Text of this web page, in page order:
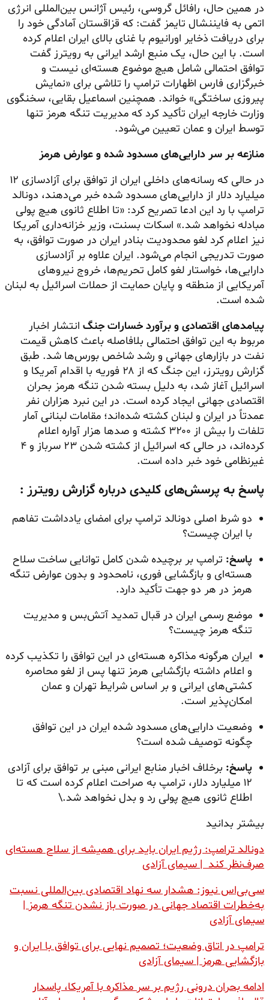
در همین حال، رافائل گروسی، رئیس آژانس بین‌المللی انرژی
اتمی به فایننشال تایمز گفت: که قزاقستان آمادگی خود را
برای دریافت ذخایر اورانیوم با غنای بالای ایران اعلام کرده
است. با این حال، یک منبع ارشد ایرانی به رویترز گفت
توافق احتمالی شامل هیچ موضوع هسته‌ای نیست و
خبرگزاری فارس اظهارات ترامپ را تلاشی برای «نمایش
پیروزی ساختگی» خواند. همچنین اسماعیل بقایی، سخنگوی
وزارت خارجه ایران تأکید کرد که مدیریت تنگه هرمز تنها
توسط ایران و عمان تعیین می‌شود.
منازعه بر سر دارایی‌های مسدود شده و عوارض هرمز
در حالی که رسانه‌های داخلی ایران از توافق برای آزادسازی ۱۲
میلیارد دلار از دارایی‌های مسدود شده خبر می‌دهند، دونالد
ترامپ با رد این ادعا تصریح کرد: «تا اطلاع ثانوی هیچ پولی
مبادله نخواهد شد.» اسکات بسنت، وزیر خزانه‌داری آمریکا
نیز اعلام کرد لغو محدودیت بنادر ایران در صورت توافق، به
صورت تدریجی انجام می‌شود. ایران علاوه بر آزادسازی
دارایی‌ها، خواستار لغو کامل تحریم‌ها، خروج نیروهای
آمریکایی از منطقه و پایان حمایت از حملات اسرائیل به لبنان
شده است.
پیامدهای اقتصادی و برآورد خسارات جنگ انتشار اخبار
مربوط به این توافق احتمالی بلافاصله باعث کاهش قیمت
نفت در بازارهای جهانی و رشد شاخص بورس‌ها شد. طبق
گزارش رویترز، این جنگ که از ۲۸ فوریه با اقدام آمریکا و
اسرائیل آغاز شد، به دلیل بسته شدن تنگه هرمز بحران
اقتصادی جهانی ایجاد کرده است. در این نبرد هزاران نفر
عمدتاً در ایران و لبنان کشته شده‌اند؛ مقامات لبنانی آمار
تلفات را بیش از ۳۲۰۰ کشته و صدها هزار آواره اعلام
کرده‌اند، در حالی که اسرائیل از کشته شدن ۲۳ سرباز و ۴
غیرنظامی خود خبر داده است.
پاسخ به پرسش‌های کلیدی درباره گزارش رویترز :
دو شرط اصلی دونالد ترامپ برای امضای یادداشت تفاهم
با ایران چیست؟
پاسخ: ترامپ بر برچیده شدن کامل توانایی ساخت سلاح
هسته‌ای و بازگشایی فوری، نامحدود و بدون عوارض تنگه
هرمز در هر دو جهت تأکید دارد.
موضع رسمی ایران در قبال تمدید آتش‌بس و مدیریت
تنگه هرمز چیست؟
ایران هرگونه مذاکره هسته‌ای در این توافق را تکذیب کرده
و اعلام داشته بازگشایی هرمز تنها پس از لغو محاصره
کشتی‌های ایرانی و بر اساس شرایط تهران و عمان
امکان‌پذیر است.
وضعیت دارایی‌های مسدود شده ایران در این توافق
چگونه توصیف شده است؟
پاسخ: برخلاف اخبار منابع ایرانی مبنی بر توافق برای آزادی
۱۲ میلیارد دلار، ترامپ به صراحت اعلام کرده است که تا
اطلاع ثانوی هیچ پولی رد و بدل نخواهد شد.\
بیشتر بدانید
دونالد ترامپ: رژیم ایران باید برای همیشه از سلاح هسته‌ای
صرف‌نظر کند | سیمای آزادی
سی‌بی‌اس نیوز: هشدار سه نهاد اقتصادی بین‌المللی نسبت
به‌خطرات اقتصاد جهانی در صورت باز نشدن تنگه هرمز |
سیمای آزادی
ترامپ در اتاق وضعیت؛ تصمیم نهایی برای توافق با ایران و
بازگشایی هرمز | سیمای آزادی
ادامه بحران درونی رژیم بر سر مذاکره با آمریکا، پاسدار